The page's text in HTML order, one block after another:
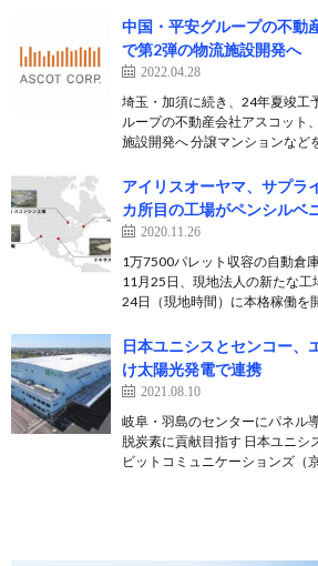
中国・平安グループの不動
で第2弾の物流施設開発へ
2022.04.28
埼玉・加須に続き、24年夏竣工
ループの不動産会社アスコット
施設開発へ 分譲マンションなど
アイリスオーヤマ、サプラ
カ所目の工場がペンシルベ
2020.11.26
1万7500パレット収容の自動倉
11月25日、現地法人の新たな
24日（現地時間）に本格稼働を
日本ユニシスとセンコー、
け太陽光発電で連携
2021.08.10
岐阜・羽島のセンターにパネル
脱炭素に貢献目指す 日本ユニシ
ビットコミュニケーションズ（